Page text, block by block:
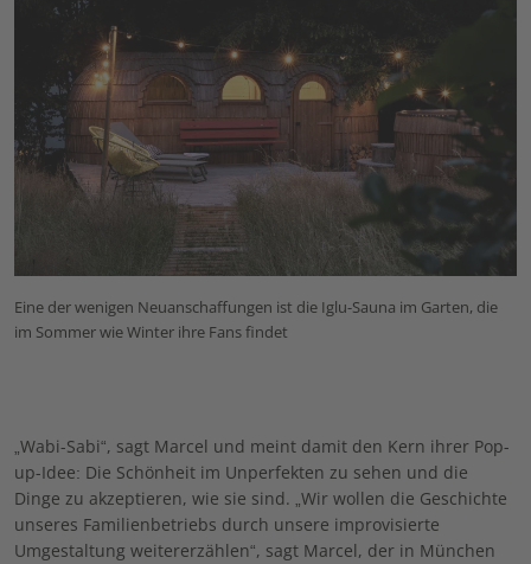
Eine der wenigen Neuanschaffungen ist die Iglu-Sauna im Garten, die
im Sommer wie Winter ihre Fans findet
„Wabi-Sabi“, sagt Marcel und meint damit den Kern ihrer Pop-
up-Idee: Die Schönheit im Unperfekten zu sehen und die
Dinge zu akzeptieren, wie sie sind. „Wir wollen die Geschichte
unseres Familienbetriebs durch unsere improvisierte
Umgestaltung weitererzählen“, sagt Marcel, der in München